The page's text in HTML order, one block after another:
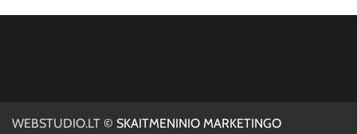
WEBSTUDIO.LT © SKAITMENINIO MARKETINGO